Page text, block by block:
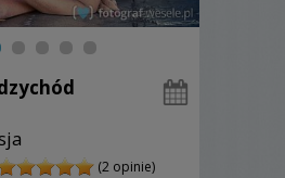
(2 opinie)